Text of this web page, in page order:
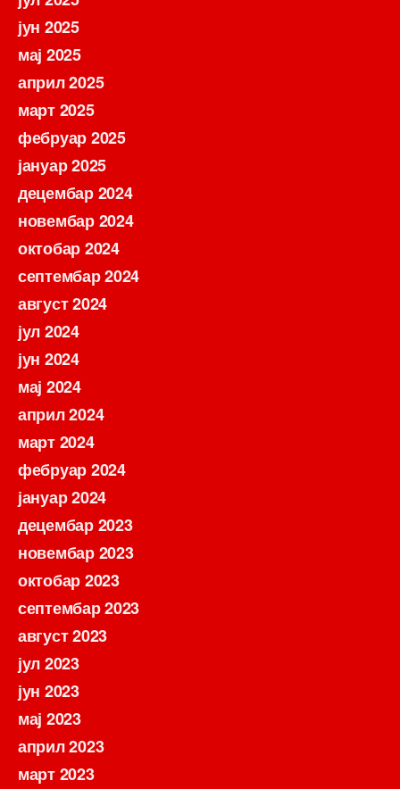
јун 2025
мај 2025
април 2025
март 2025
фебруар 2025
јануар 2025
децембар 2024
новембар 2024
октобар 2024
септембар 2024
август 2024
јул 2024
јун 2024
мај 2024
април 2024
март 2024
фебруар 2024
јануар 2024
децембар 2023
новембар 2023
октобар 2023
септембар 2023
август 2023
јул 2023
јун 2023
мај 2023
април 2023
март 2023